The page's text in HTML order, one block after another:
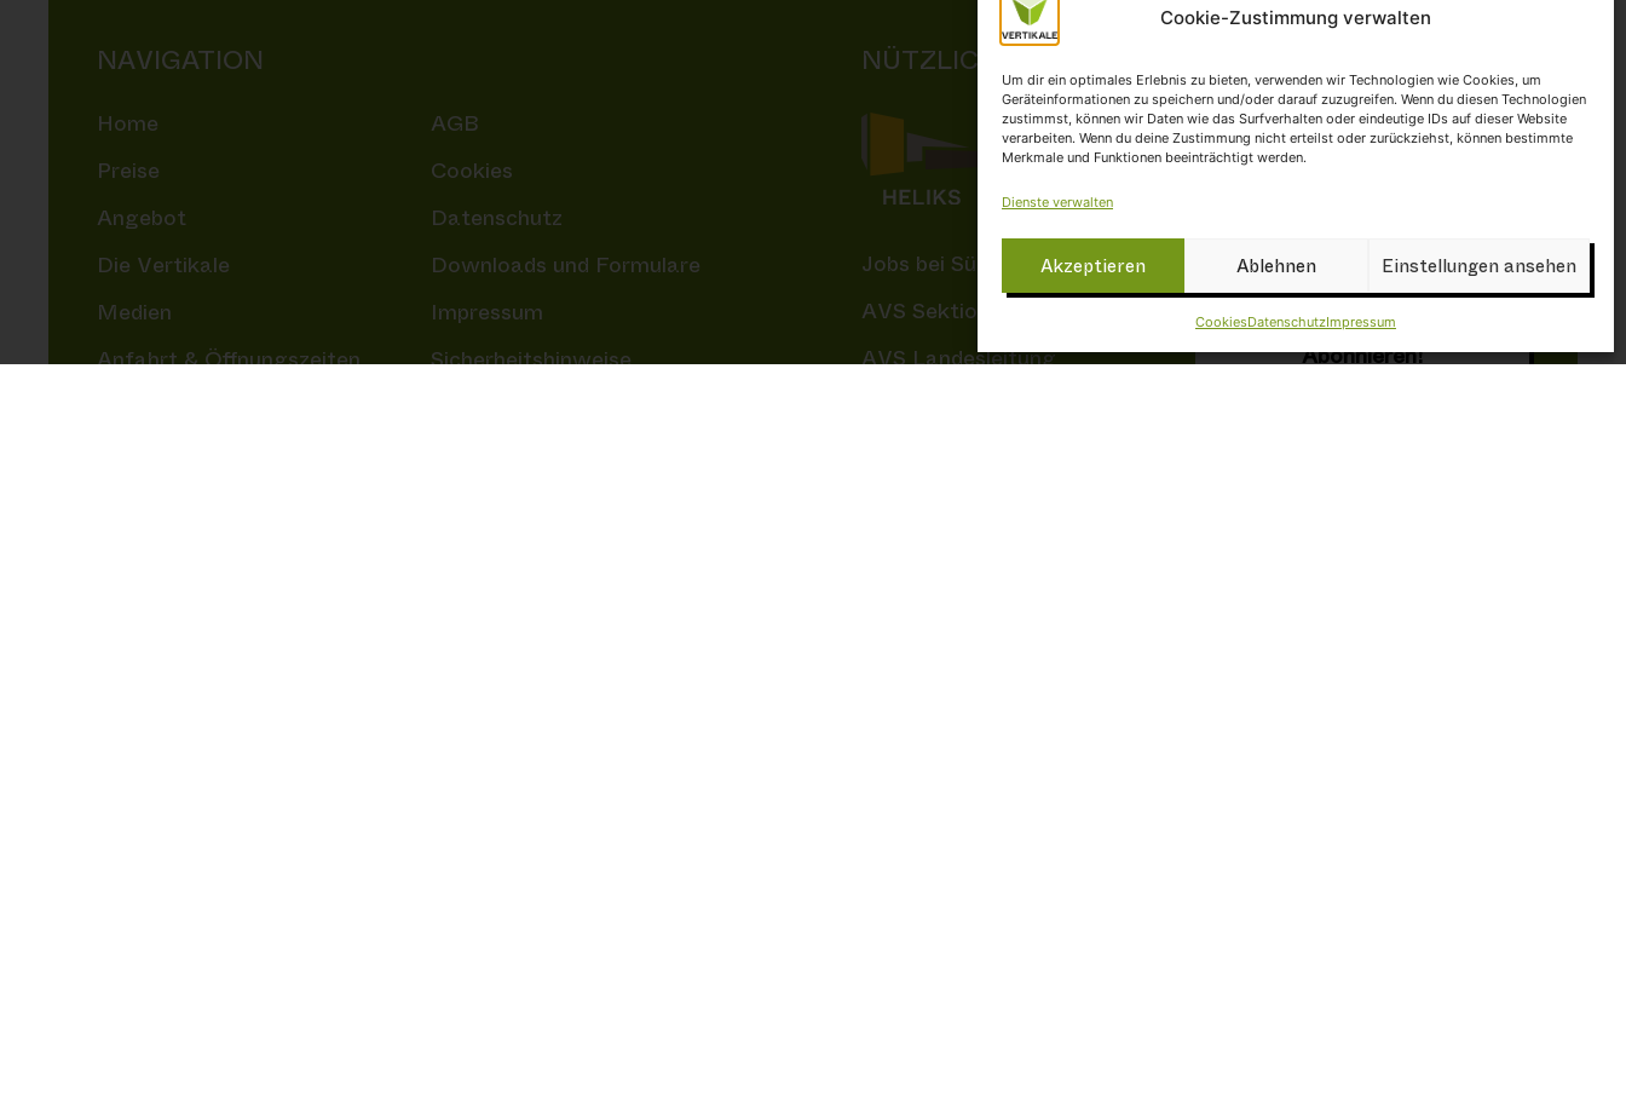
Cookie-Zustimmung verwalten
Um dir ein optimales Erlebnis zu bieten, verwenden wir Technologien wie Cookies, um
Geräteinformationen zu speichern und/oder darauf zuzugreifen. Wenn du diesen Technologien
zustimmst, können wir Daten wie das Surfverhalten oder eindeutige IDs auf dieser Website
verarbeiten. Wenn du deine Zustimmung nicht erteilst oder zurückziehst, können bestimmte
Merkmale und Funktionen beeinträchtigt werden.
Dienste verwalten
Akzeptieren Ablehnen Einstellungen ansehen
CookiesDatenschutzImpressum
NAVIGATION
Home
Preise
Angebot
Die Vertikale
Medien
Anfahrt & Öffnungszeiten
AGB
Cookies
Datenschutz
Downloads und Formulare
Impressum
Sicherheitshinweise
NÜTZLICHE LINKS
Jobs bei Südtirol Climbing
AVS Sektion Brixen
AVS Landesleitung